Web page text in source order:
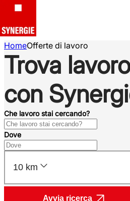
HomeOfferte di lavoro
Trova lavoro
con
Che lavoro stai cercando?
Dove
10 km
Avvia ricerca